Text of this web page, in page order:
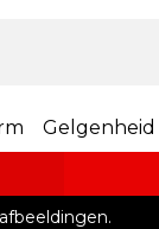
Gelgenheid